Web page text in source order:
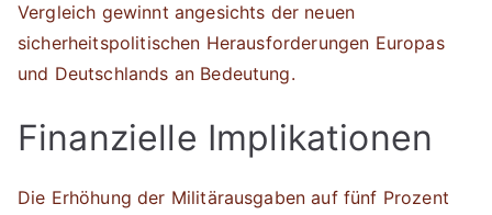
Vergleich gewinnt angesichts der neuen
sicherheitspolitischen Herausforderungen Europas
und Deutschlands an Bedeutung.
Finanzielle Implikationen
Die Erhöhung der Militärausgaben auf fünf Prozent